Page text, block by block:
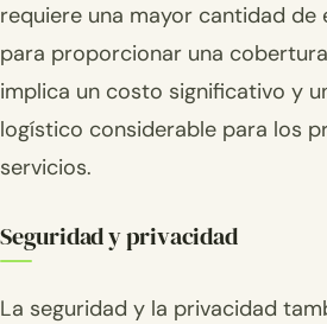
requiere una mayor cantidad de
para proporcionar una
implica un costo significativo y
logístico considerable para los
servicios.
Seguridad y privacidad
La seguridad y la privacidad